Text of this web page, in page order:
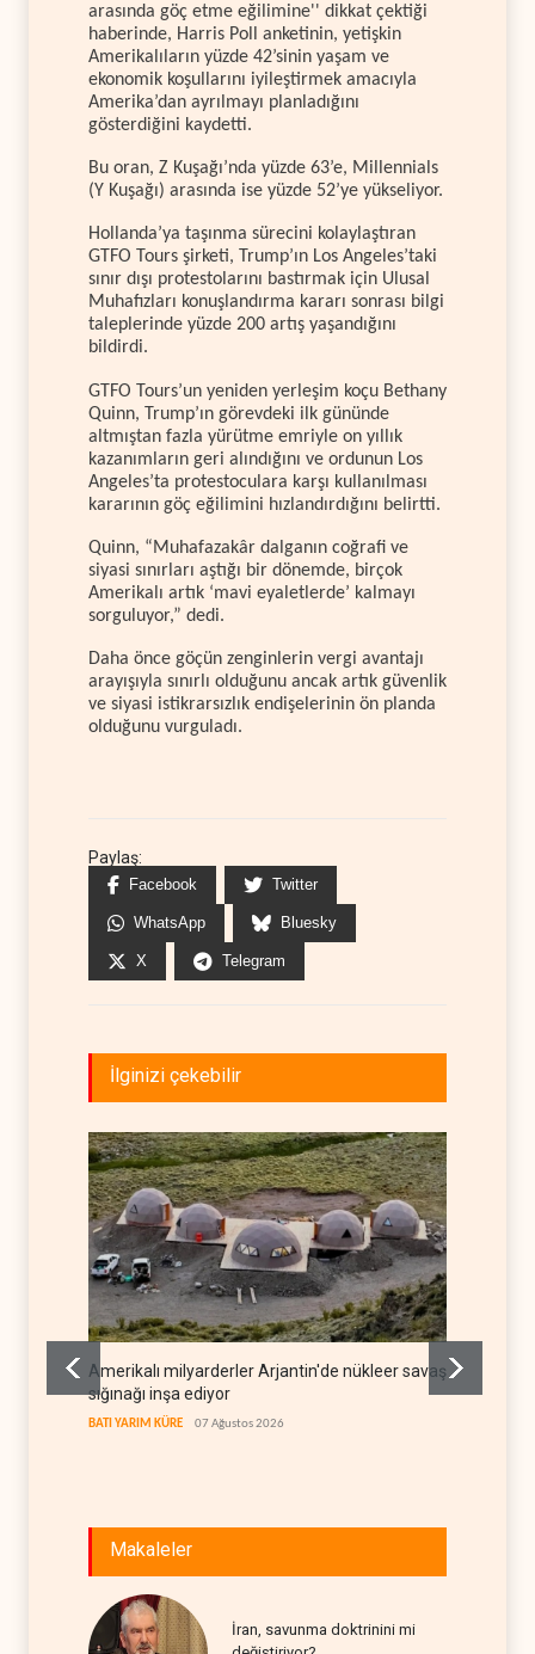
arasında göç etme eğilimine'' dikkat çektiği
haberinde, Harris Poll anketinin, yetişkin
Amerikalıların yüzde 42’sinin yaşam ve
ekonomik koşullarını iyileştirmek amacıyla
Amerika’dan ayrılmayı planladığını
gösterdiğini kaydetti.
Bu oran, Z Kuşağı’nda yüzde 63’e, Millennials
(Y Kuşağı) arasında ise yüzde 52’ye yükseliyor.
Hollanda’ya taşınma sürecini kolaylaştıran
GTFO Tours şirketi, Trump’ın Los Angeles’taki
sınır dışı protestolarını bastırmak için Ulusal
Muhafızları konuşlandırma kararı sonrası bilgi
taleplerinde yüzde 200 artış yaşandığını
bildirdi.
GTFO Tours’un yeniden yerleşim koçu Bethany
Quinn, Trump’ın görevdeki ilk gününde
altmıştan fazla yürütme emriyle on yıllık
kazanımların geri alındığını ve ordunun Los
Angeles’ta protestoculara karşı kullanılması
kararının göç eğilimini hızlandırdığını belirtti.
Quinn, “Muhafazakâr dalganın coğrafi ve
siyasi sınırları aştığı bir dönemde, birçok
Amerikalı artık ‘mavi eyaletlerde’ kalmayı
sorguluyor,” dedi.
Daha önce göçün zenginlerin vergi avantajı
arayışıyla sınırlı olduğunu ancak artık güvenlik
ve siyasi istikrarsızlık endişelerinin ön planda
olduğunu vurguladı.
Paylaş:
Facebook Twitter
WhatsApp Bluesky
X Telegram
İlginizi çekebilir
Amerikalı milyarderler Arjantin'de nükleer savaş
sığınağı inşa ediyor
BATI YARIM KÜRE 07 Ağustos 2026
Makaleler
İran, savunma doktrinini mi